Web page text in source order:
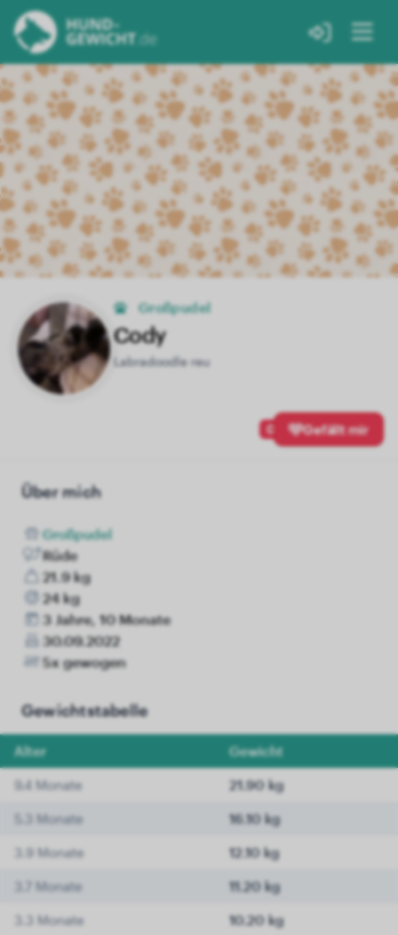
Großpudel
Cody
Labradoodle reu
0 Gefällt mir
Über mich
Großpudel
Rüde
21.9 kg
24 kg
3 Jahre, 10 Monate
30.09.2022
5x gewogen
Gewichtstabelle
Alter Gewicht
9.4 Monate 21.90 kg
5.3 Monate 16.10 kg
3.9 Monate 12.10 kg
3.7 Monate 11.20 kg
3.3 Monate 10.20 kg